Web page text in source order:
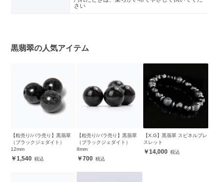
さい
黒翡翠の人気アイテム
【粒売り/バラ売り】黒翡翠
（ブラックジェダイト）
12mm
1,540
【粒売り/バラ売り】黒翡翠
（ブラックジェダイト）
8mm
700
【X.G】黒翡翠 スピネルブレ
スレット
14,000